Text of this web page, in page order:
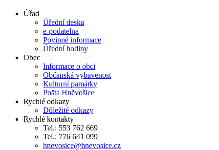
Úřad
Úřední deska
e-podatelna
Povinné informace
Úřední hodiny
Obec
Informace o obci
Občanská vybavenost
Kulturní památky
Pošta Hněvošice
Rychlé odkazy
Důležité odkazy
Rychlé kontakty
Tel.: 553 762 669
Tel.: 776 641 099
hnevosice@hnevosice.cz